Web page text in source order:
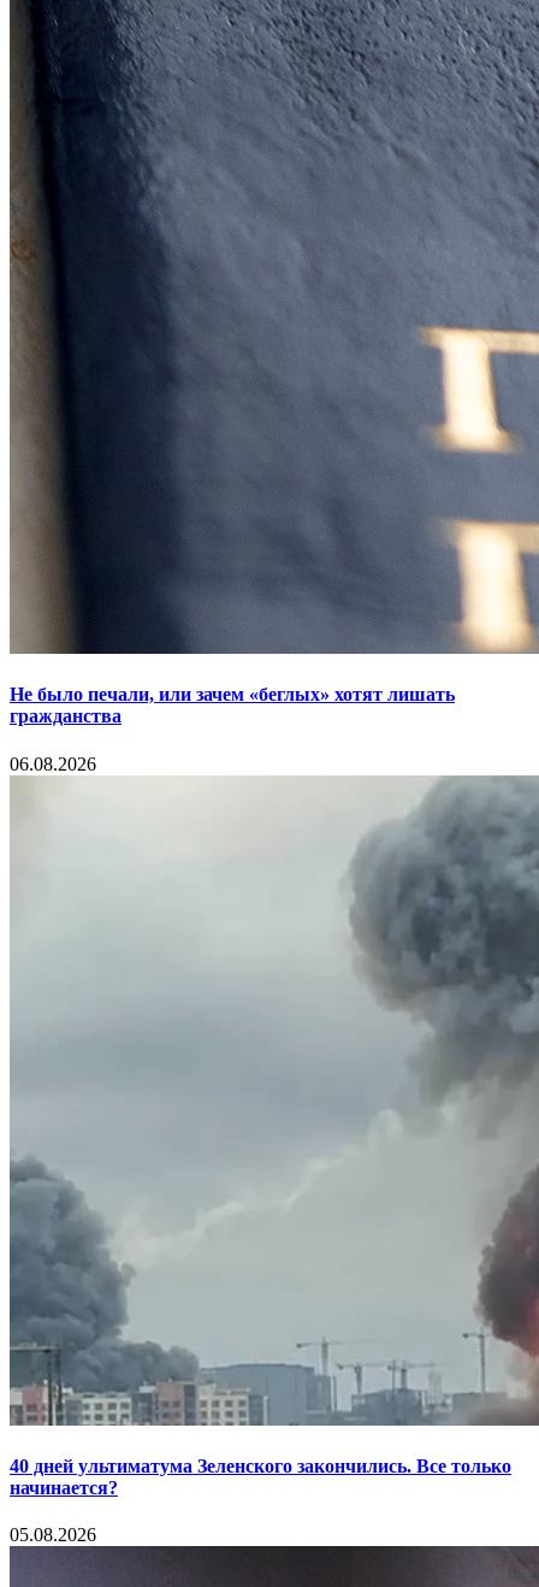
Не было печали, или зачем «беглых» хотят лишать
гражданства
06.08.2026
40 дней ультиматума Зеленского закончились. Все только
начинается?
05.08.2026